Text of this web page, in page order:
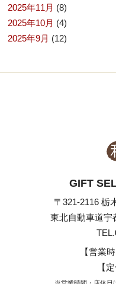
2025年11月 (8)
2025年10月 (4)
2025年9月 (12)
GIFT
〒321-2116 栃
東北自動車道宇
【営業時
【